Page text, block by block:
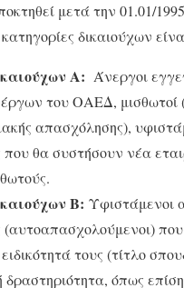
μετά την 01.01/
δικαιούχων
Α: Άνεργοι
του ΟΑΕΔ, μισθωτοί
απασχόλησης),
που θα συστήσουν νέα
Β: Υφιστάμενοι
(αυτοαπασχολούμενοι)
τους (τίτλο
όπως